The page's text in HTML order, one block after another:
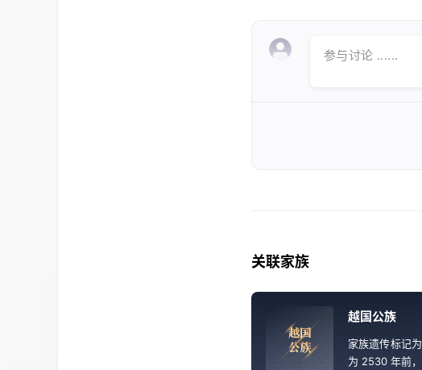
参与讨论 ......
关联家族
越国
公族
越国公族
家族遗传标记
为 2530 年前